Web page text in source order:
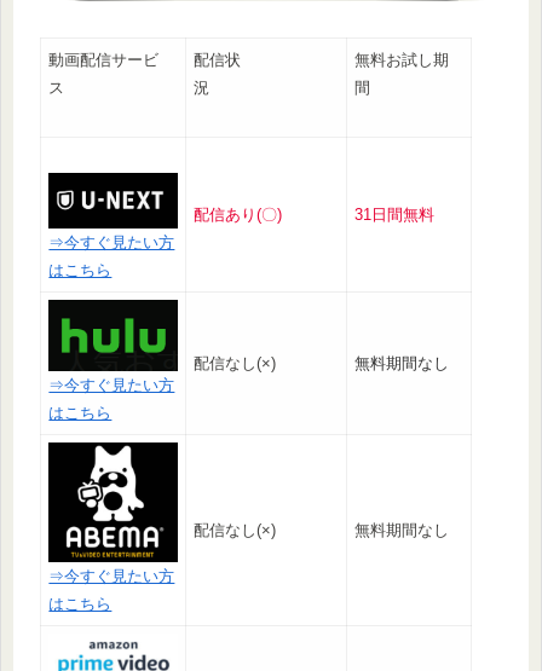
動画配信サービ
ス
配信状
況
無料お試し期
間
⇒今すぐ見たい方
はこちら
配信あり(〇) 31日間無料
⇒今すぐ見たい方
はこちら
配信なし(×) 無料期間なし
⇒今すぐ見たい方
はこちら
配信なし(×) 無料期間なし